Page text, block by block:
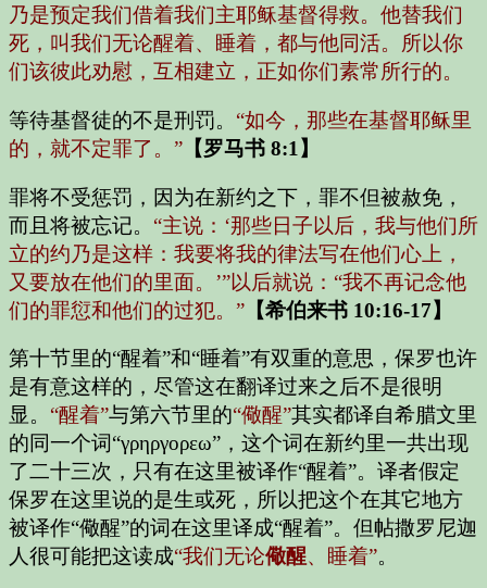
乃是预定我们借着我们主耶稣基督得救。他替我们
死，叫我们无论醒着、睡着，都与他同活。所以你
们该彼此劝慰，互相建立，正如你们素常所行的。
等待基督徒的不是刑罚。 “如今，那些在基督耶稣里
的，就不定罪了。” 【罗马书 8:1】
罪将不受惩罚，因为在新约之下，罪不但被赦免，
而且将被忘记。 “主说：‘那些日子以后，我与他们所
立的约乃是这样：我要将我的律法写在他们心上，
又要放在他们的里面。’”以后就说：“我不再记念他
们的罪愆和他们的过犯。” 【希伯来书 10:16-17】
第十节里的“醒着”和“睡着”有双重的意思，保罗也许
是有意这样的，尽管这在翻译过来之后不是很明
显。 “醒着”与第六节里的“儆醒”其实都译自希腊文里
的同一个词“γρηργορεω”，这个词在新约里一共出现
了二十三次，只有在这里被译作“醒着”。译者假定
保罗在这里说的是生或死，所以把这个在其它地方
被译作“儆醒”的词在这里译成“醒着”。但帖撒罗尼迦
人很可能把这读成“我们无论儆醒、睡着”。